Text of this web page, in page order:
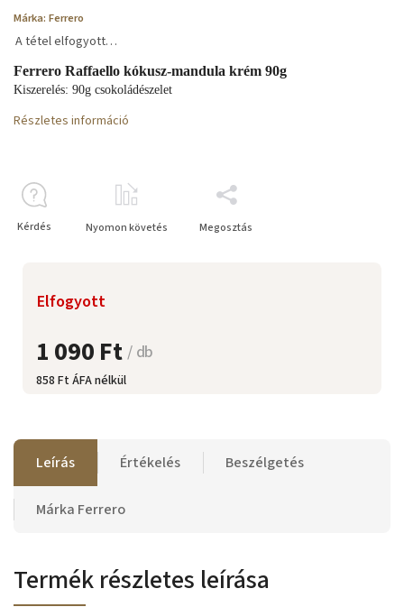
Márka: Ferrero
1 090 Ft/ db
858 Ft ÁFA nélkül
Elfogyott
A tétel elfogyott…
Ferrero Raffaello kókusz-mandula krém 90g
Kiszerelés: 90g csokoládészelet
Részletes információ
Kérdés Nyomon követés Megosztás
Leírás Értékelés Beszélgetés
Márka Ferrero
Termék részletes leírása